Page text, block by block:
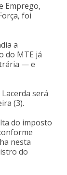
Emprego,
foi
a
do MTE já
— e
será
(3).
do imposto
nesta
do